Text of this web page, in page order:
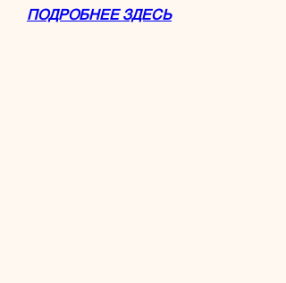
ПОДРОБНЕЕ ЗДЕСЬ